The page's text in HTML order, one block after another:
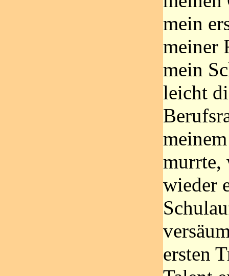
mein
meiner
mein
leicht
murrte,
wieder
ersten